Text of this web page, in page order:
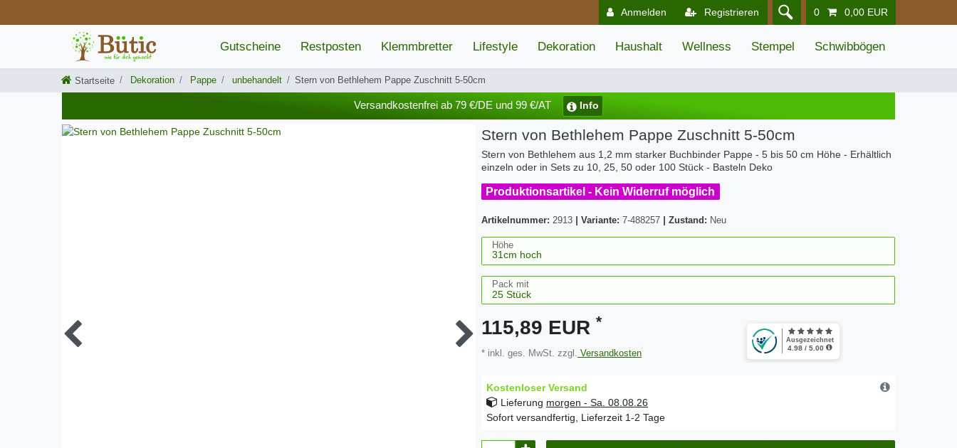
Anmelden Registrieren 0 0,00 EUR
Gutscheine Restposten Klemmbretter Lifestyle Dekoration Haushalt Wellness Stempel Schwibbögen
Startseite Dekoration Pappe unbehandelt Stern von Bethlehem Pappe Zuschnitt 5-50cm
Versandkostenfrei ab 79 €/DE und 99 €/AT Info
Stern von Bethlehem Pappe Zuschnitt 5-50cm
Stern von Bethlehem aus 1,2 mm starker Buchbinder Pappe - 5 bis 50 cm Höhe - Erhältlich
einzeln oder in Sets zu 10, 25, 50 oder 100 Stück - Basteln Deko
Produktionsartikel - Kein Widerruf möglich
Artikelnummer: 2913 Variante: 7-488257 Zustand: Neu
Höhe
Pack mit
115,89 EUR *
* inkl. ges. MwSt. zzgl. Versandkosten
Kostenloser Versand
Lieferung morgen - Sa. 08.08.26
Sofort versandfertig, Lieferzeit 1-2 Tage